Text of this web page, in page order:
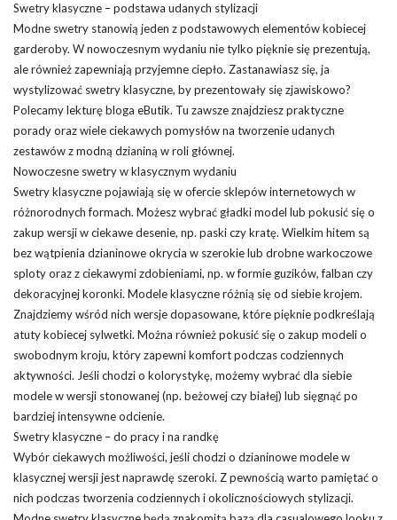
Swetryklasyczne – podstawa udanych stylizacji
Modne swetry stanowią jeden z podstawowych elementów kobiecej
garderoby. W nowoczesnym wydaniu nie tylko pięknie się prezentują,
ale również zapewniają przyjemne ciepło. Zastanawiasz się, ja
wystylizować swetry klasyczne, by prezentowały się zjawiskowo?
Polecamy lekturę bloga eButik. Tu zawsze znajdziesz praktyczne
poradyoraz wiele ciekawych pomysłów na tworzenie udanych
zestawów z modną dzianiną w roli głównej.
Nowoczesne swetry w klasycznym wydaniu
Swetry klasyczne pojawiają się w ofercie sklepów internetowych w
różnorodnych formach. Możesz wybrać gładki model lub pokusić się o
zakup wersji w ciekawe desenie, np. paskiczy kratę. Wielkim hitem są
bez wątpienia dzianinowe okrycia w szerokie lub drobne warkoczowe
sploty oraz z ciekawymi zdobieniami, np. w formie guzików, falban czy
dekoracyjnej koronki. Modele klasyczne różnią się od siebie krojem.
Znajdziemy wśród nich wersje dopasowane, które pięknie podkreślają
atuty kobiecej sylwetki. Można również pokusić się o zakup modeli o
swobodnym kroju, który zapewni komfort podczas codziennych
aktywności. Jeśli chodzi o kolorystykę, możemy wybrać dla siebie
modele w wersji stonowanej (np. beżowej czy białej) lub sięgnąć po
bardziej intensywne odcienie.
Swetry klasyczne – do pracyina randkę
Wybór ciekawych możliwości, jeśli chodzi o dzianinowe modele w
klasycznej wersji jest naprawdę szeroki. Z pewnością warto pamiętać o
nich podczas tworzenia codziennych i okolicznościowych stylizacji.